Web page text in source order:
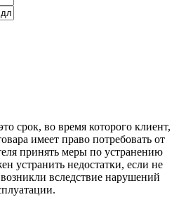
срок, во время которого клиент,
имеет право потребовать от
принять меры по устранению
устранить недостатки, если не
вследствие нарушений